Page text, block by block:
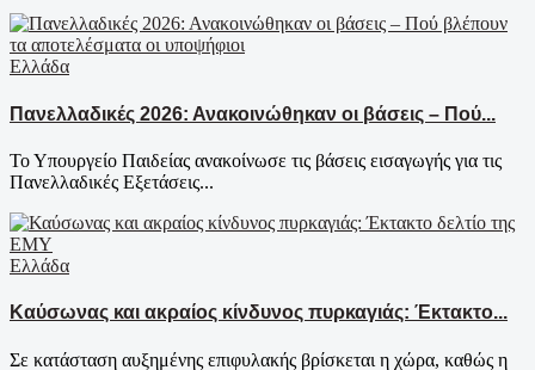
Ελλάδα
Πανελλαδικές 2026: Ανακοινώθηκαν οι βάσεις – Πού...
Το Υπουργείο Παιδείας ανακοίνωσε τις βάσεις εισαγωγής για τις
Πανελλαδικές Εξετάσεις...
Ελλάδα
Καύσωνας και ακραίος κίνδυνος πυρκαγιάς: Έκτακτο...
Σε κατάσταση αυξημένης επιφυλακής βρίσκεται η χώρα, καθώς η